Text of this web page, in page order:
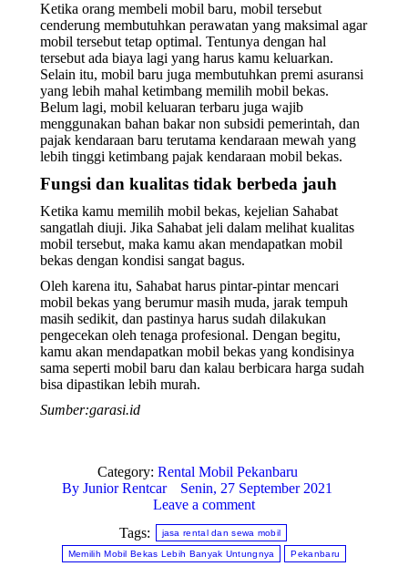
Ketika orang membeli mobil baru, mobil tersebut
cenderung membutuhkan perawatan yang maksimal agar
mobil tersebut tetap optimal. Tentunya dengan hal
tersebut ada biaya lagi yang harus kamu keluarkan.
Selain itu, mobil baru juga membutuhkan premi asuransi
yang lebih mahal ketimbang memilih mobil bekas.
Belum lagi, mobil keluaran terbaru juga wajib
menggunakan bahan bakar non subsidi pemerintah, dan
pajak kendaraan baru terutama kendaraan mewah yang
lebih tinggi ketimbang pajak kendaraan mobil bekas.
Fungsi dan kualitas tidak berbeda jauh
Ketika kamu memilih mobil bekas, kejelian Sahabat
sangatlah diuji. Jika Sahabat jeli dalam melihat kualitas
mobil tersebut, maka kamu akan mendapatkan mobil
bekas dengan kondisi sangat bagus.
Oleh karena itu, Sahabat harus pintar-pintar mencari
mobil bekas yang berumur masih muda, jarak tempuh
masih sedikit, dan pastinya harus sudah dilakukan
pengecekan oleh tenaga profesional. Dengan begitu,
kamu akan mendapatkan mobil bekas yang kondisinya
sama seperti mobil baru dan kalau berbicara harga sudah
bisa dipastikan lebih murah.
Sumber:garasi.id
Category: Rental Mobil Pekanbaru
By Junior Rentcar
Senin, 27 September 2021
Leave a comment
Tags:
jasa rental dan sewa mobil
Memilih Mobil Bekas Lebih Banyak Untungnya Pekanbaru